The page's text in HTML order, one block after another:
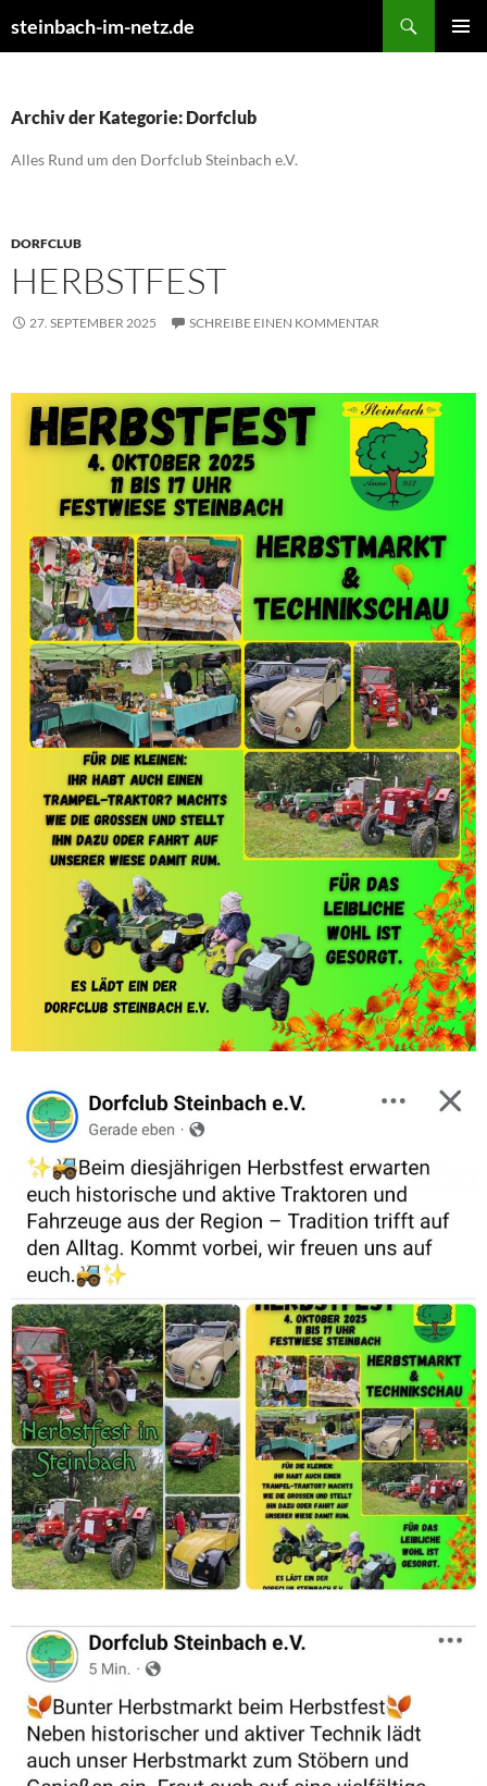
steinbach-im-netz.de
Archiv der Kategorie: Dorfclub
Alles Rund um den Dorfclub Steinbach e.V.
DORFCLUB
HERBSTFEST
27. SEPTEMBER 2025 SCHREIBE EINEN KOMMENTAR